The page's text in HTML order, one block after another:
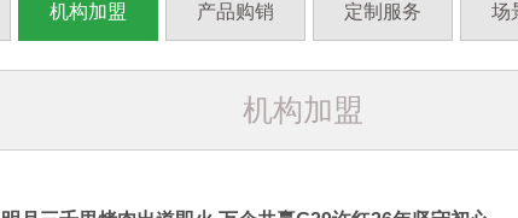
机构加盟 产品购销 定制服务 场
机构加盟